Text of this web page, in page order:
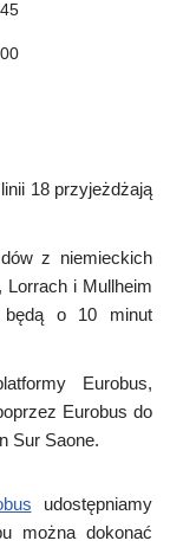
18 przyjeżdżają
z niemieckich
Lorrach i Mullheim
będą o 10 minut
Eurobus,
Eurobus do
Sur Saone.
udostępniamy
można dokonać